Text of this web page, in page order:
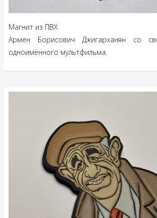
Магнит из ПВХ
Армен Борисович Джигарханян со
одноимённого мультфильма.